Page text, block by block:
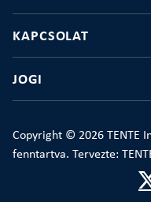
KAPCSOLAT
JOGI
Copyright © 2026 TENTE
fenntartva. Tervezte: